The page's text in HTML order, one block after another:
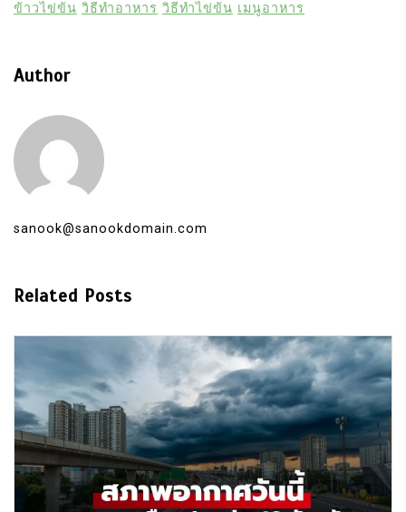
ข้าวไข่ข้น วิธีทำอาหาร วิธีทำไข่ข้น เมนูอาหาร
Author
sanook@sanookdomain.com
Related Posts